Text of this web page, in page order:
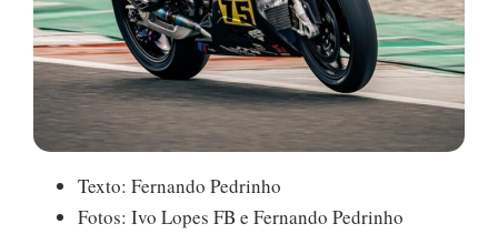
Texto: Fernando Pedrinho
Fotos: Ivo Lopes FB e Fernando Pedrinho